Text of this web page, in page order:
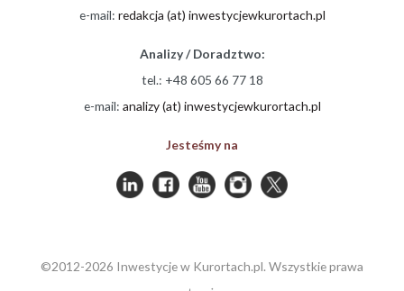
e-mail: redakcja (at) inwestycjewkurortach.pl
Analizy / Doradztwo:
tel.: +48 605 66 77 18
e-mail: analizy (at) inwestycjewkurortach.pl
Jesteśmy na
©2012-2026 Inwestycje w Kurortach.pl. Wszystkie prawa